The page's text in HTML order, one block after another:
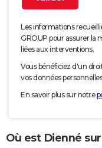
Les informations
GROUP pour assurer la
liées aux interventions.
Vous bénéficiez d'un
vos données
En savoir plus sur notre
Où est Dienné